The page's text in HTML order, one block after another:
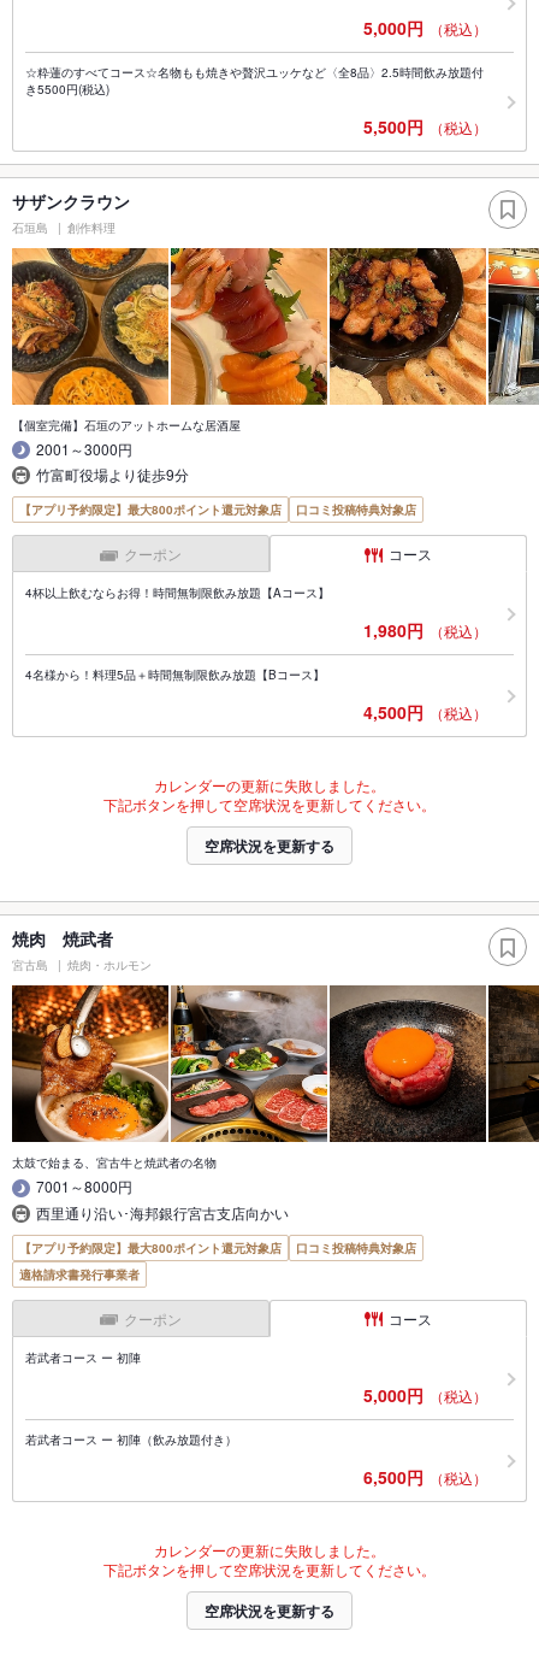
5,000円 （税込）
☆粋蓮のすべてコース☆名物もも焼きや贅沢ユッケなど〈全8品〉2.5時間飲み放題付
き5500円(税込)
5,500円 （税込）
サザンクラウン
石垣島 創作料理
【個室完備】石垣のアットホームな居酒屋
2001～3000円
竹富町役場より徒歩9分
【アプリ予約限定】最大800ポイント還元対象店 口コミ投稿特典対象店
クーポン コース
4杯以上飲むならお得！時間無制限飲み放題【Aコース】
1,980円 （税込）
4名様から！料理5品＋時間無制限飲み放題【Bコース】
4,500円 （税込）
カレンダーの更新に失敗しました。
下記ボタンを押して空席状況を更新してください。
空席状況を更新する
焼肉 焼武者
宮古島 焼肉・ホルモン
太鼓で始まる、宮古牛と焼武者の名物
7001～8000円
西里通り沿い･海邦銀行宮古支店向かい
【アプリ予約限定】最大800ポイント還元対象店
口コミ投稿特典対象店
適格請求書発行事業者
クーポン コース
若武者コース ー 初陣
5,000円 （税込）
若武者コース ー 初陣（飲み放題付き）
6,500円 （税込）
カレンダーの更新に失敗しました。
下記ボタンを押して空席状況を更新してください。
空席状況を更新する